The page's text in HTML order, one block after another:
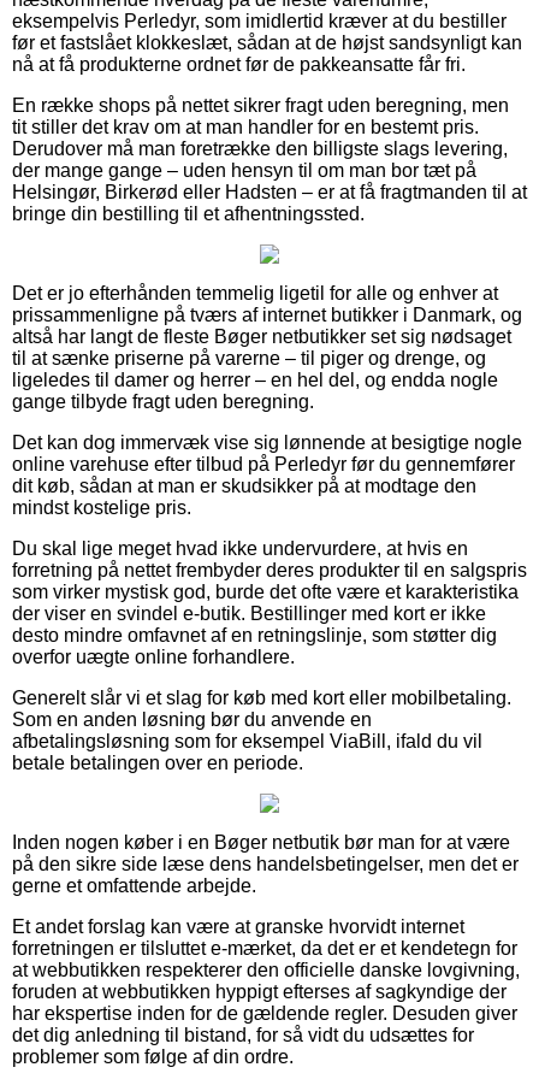
eksempelvis Perledyr, som imidlertid kræver at du bestiller
før et fastslået klokkeslæt, sådan at de højst sandsynligt kan
nå at få produkterne ordnet før de pakkeansatte får fri.
En række shops på nettet sikrer fragt uden beregning, men
tit stiller det krav om at man handler for en bestemt pris.
Derudover må man foretrække den billigste slags levering,
der mange gange – uden hensyn til om man bor tæt på
Helsingør, Birkerød eller Hadsten – er at få fragtmanden til at
bringe din bestilling til et afhentningssted.
Det er jo efterhånden temmelig ligetil for alle og enhver at
prissammenligne på tværs af internet butikker i Danmark, og
altså har langt de fleste Bøger netbutikker set sig nødsaget
til at sænke priserne på varerne – til piger og drenge, og
ligeledes til damer og herrer – en hel del, og endda nogle
gange tilbyde fragt uden beregning.
Det kan dog immervæk vise sig lønnende at besigtige nogle
online varehuse efter tilbud på Perledyr før du gennemfører
dit køb, sådan at man er skudsikker på at modtage den
mindst kostelige pris.
Du skal lige meget hvad ikke undervurdere, at hvis en
forretning på nettet frembyder deres produkter til en salgspris
som virker mystisk god, burde det ofte være et karakteristika
der viser en svindel e-butik. Bestillinger med kort er ikke
desto mindre omfavnet af en retningslinje, som støtter dig
overfor uægte online forhandlere.
Generelt slår vi et slag for køb med kort eller mobilbetaling.
Som en anden løsning bør du anvende en
afbetalingsløsning som for eksempel ViaBill, ifald du vil
betale betalingen over en periode.
Inden nogen køber i en Bøger netbutik bør man for at være
på den sikre side læse dens handelsbetingelser, men det er
gerne et omfattende arbejde.
Et andet forslag kan være at granske hvorvidt internet
forretningen er tilsluttet e-mærket, da det er et kendetegn for
at webbutikken respekterer den officielle danske lovgivning,
foruden at webbutikken hyppigt efterses af sagkyndige der
har ekspertise inden for de gældende regler. Desuden giver
det dig anledning til bistand, for så vidt du udsættes for
problemer som følge af din ordre.